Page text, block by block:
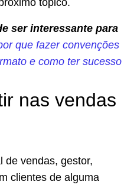
ser interessante para
que fazer convenções
e como ter sucesso
nas vendas
de vendas, gestor,
clientes de alguma